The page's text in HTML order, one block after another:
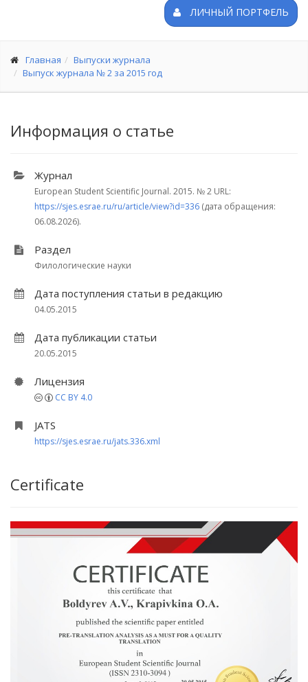
ЛИЧНЫЙ ПОРТФЕЛЬ
Главная
Выпуски журнала
Выпуск журнала № 2 за 2015 год
Информация о статье
Журнал
European Student Scientific Journal. 2015. № 2 URL:
https://sjes.esrae.ru/ru/article/view?id=336 (дата обращения:
06.08.2026).
Раздел
Филологические науки
Дата поступления статьи в редакцию
04.05.2015
Дата публикации статьи
20.05.2015
Лицензия
CC BY 4.0
JATS
https://sjes.esrae.ru/jats.336.xml
Certificate